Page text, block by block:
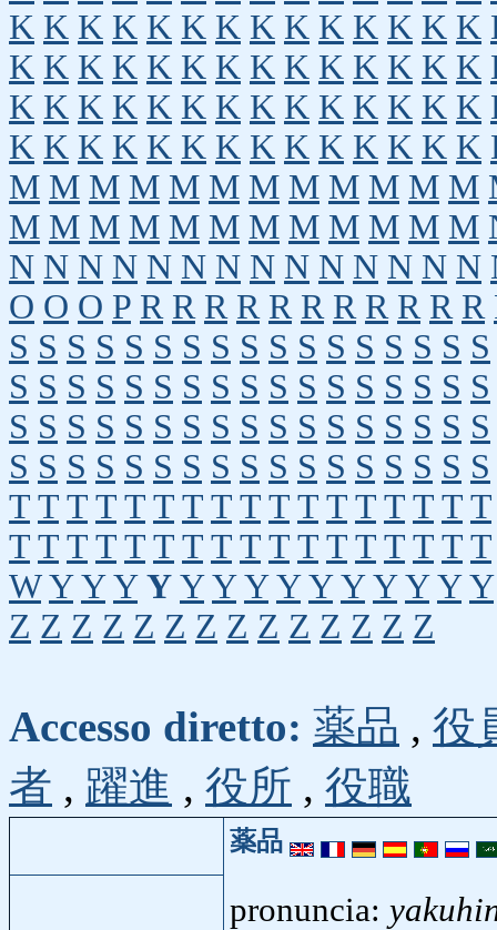
K K K K K K K K K K K K K K
K K K K K K K K K K K K K K
K K K K K K K K K K K K K K
K K K K K K K K K K K K K K
M M M M M M M M M M M M
M M M M M M M M M M M M
N N N N N N N N N N N N N N
O O O P R R R R R R R R R R R
S S S S S S S S S S S S S S S S S
S S S S S S S S S S S S S S S S S
S S S S S S S S S S S S S S S S S
S S S S S S S S S S S S S S S S S
T T T T T T T T T T T T T T T T T
T T T T T T T T T T T T T T T T T
W Y Y Y Y Y Y Y Y Y Y Y Y Y Y
Z Z Z Z Z Z Z Z Z Z Z Z Z Z
Accesso diretto: 薬品 , 役
者 , 躍進 , 役所 , 役職
薬品
pronuncia: